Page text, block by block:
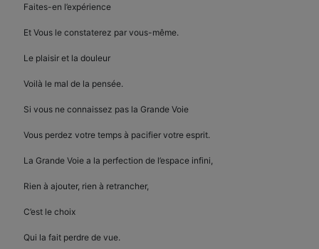
Faites-en l’expérience
Et Vous le constaterez par vous-même.
Le plaisir et la douleur
Voilà le mal de la pensée.
Si vous ne connaissez pas la Grande Voie
Vous perdez votre temps à pacifier votre esprit.
La Grande Voie a la perfection de l’espace infini,
Rien à ajouter, rien à retrancher,
C’est le choix
Qui la fait perdre de vue.